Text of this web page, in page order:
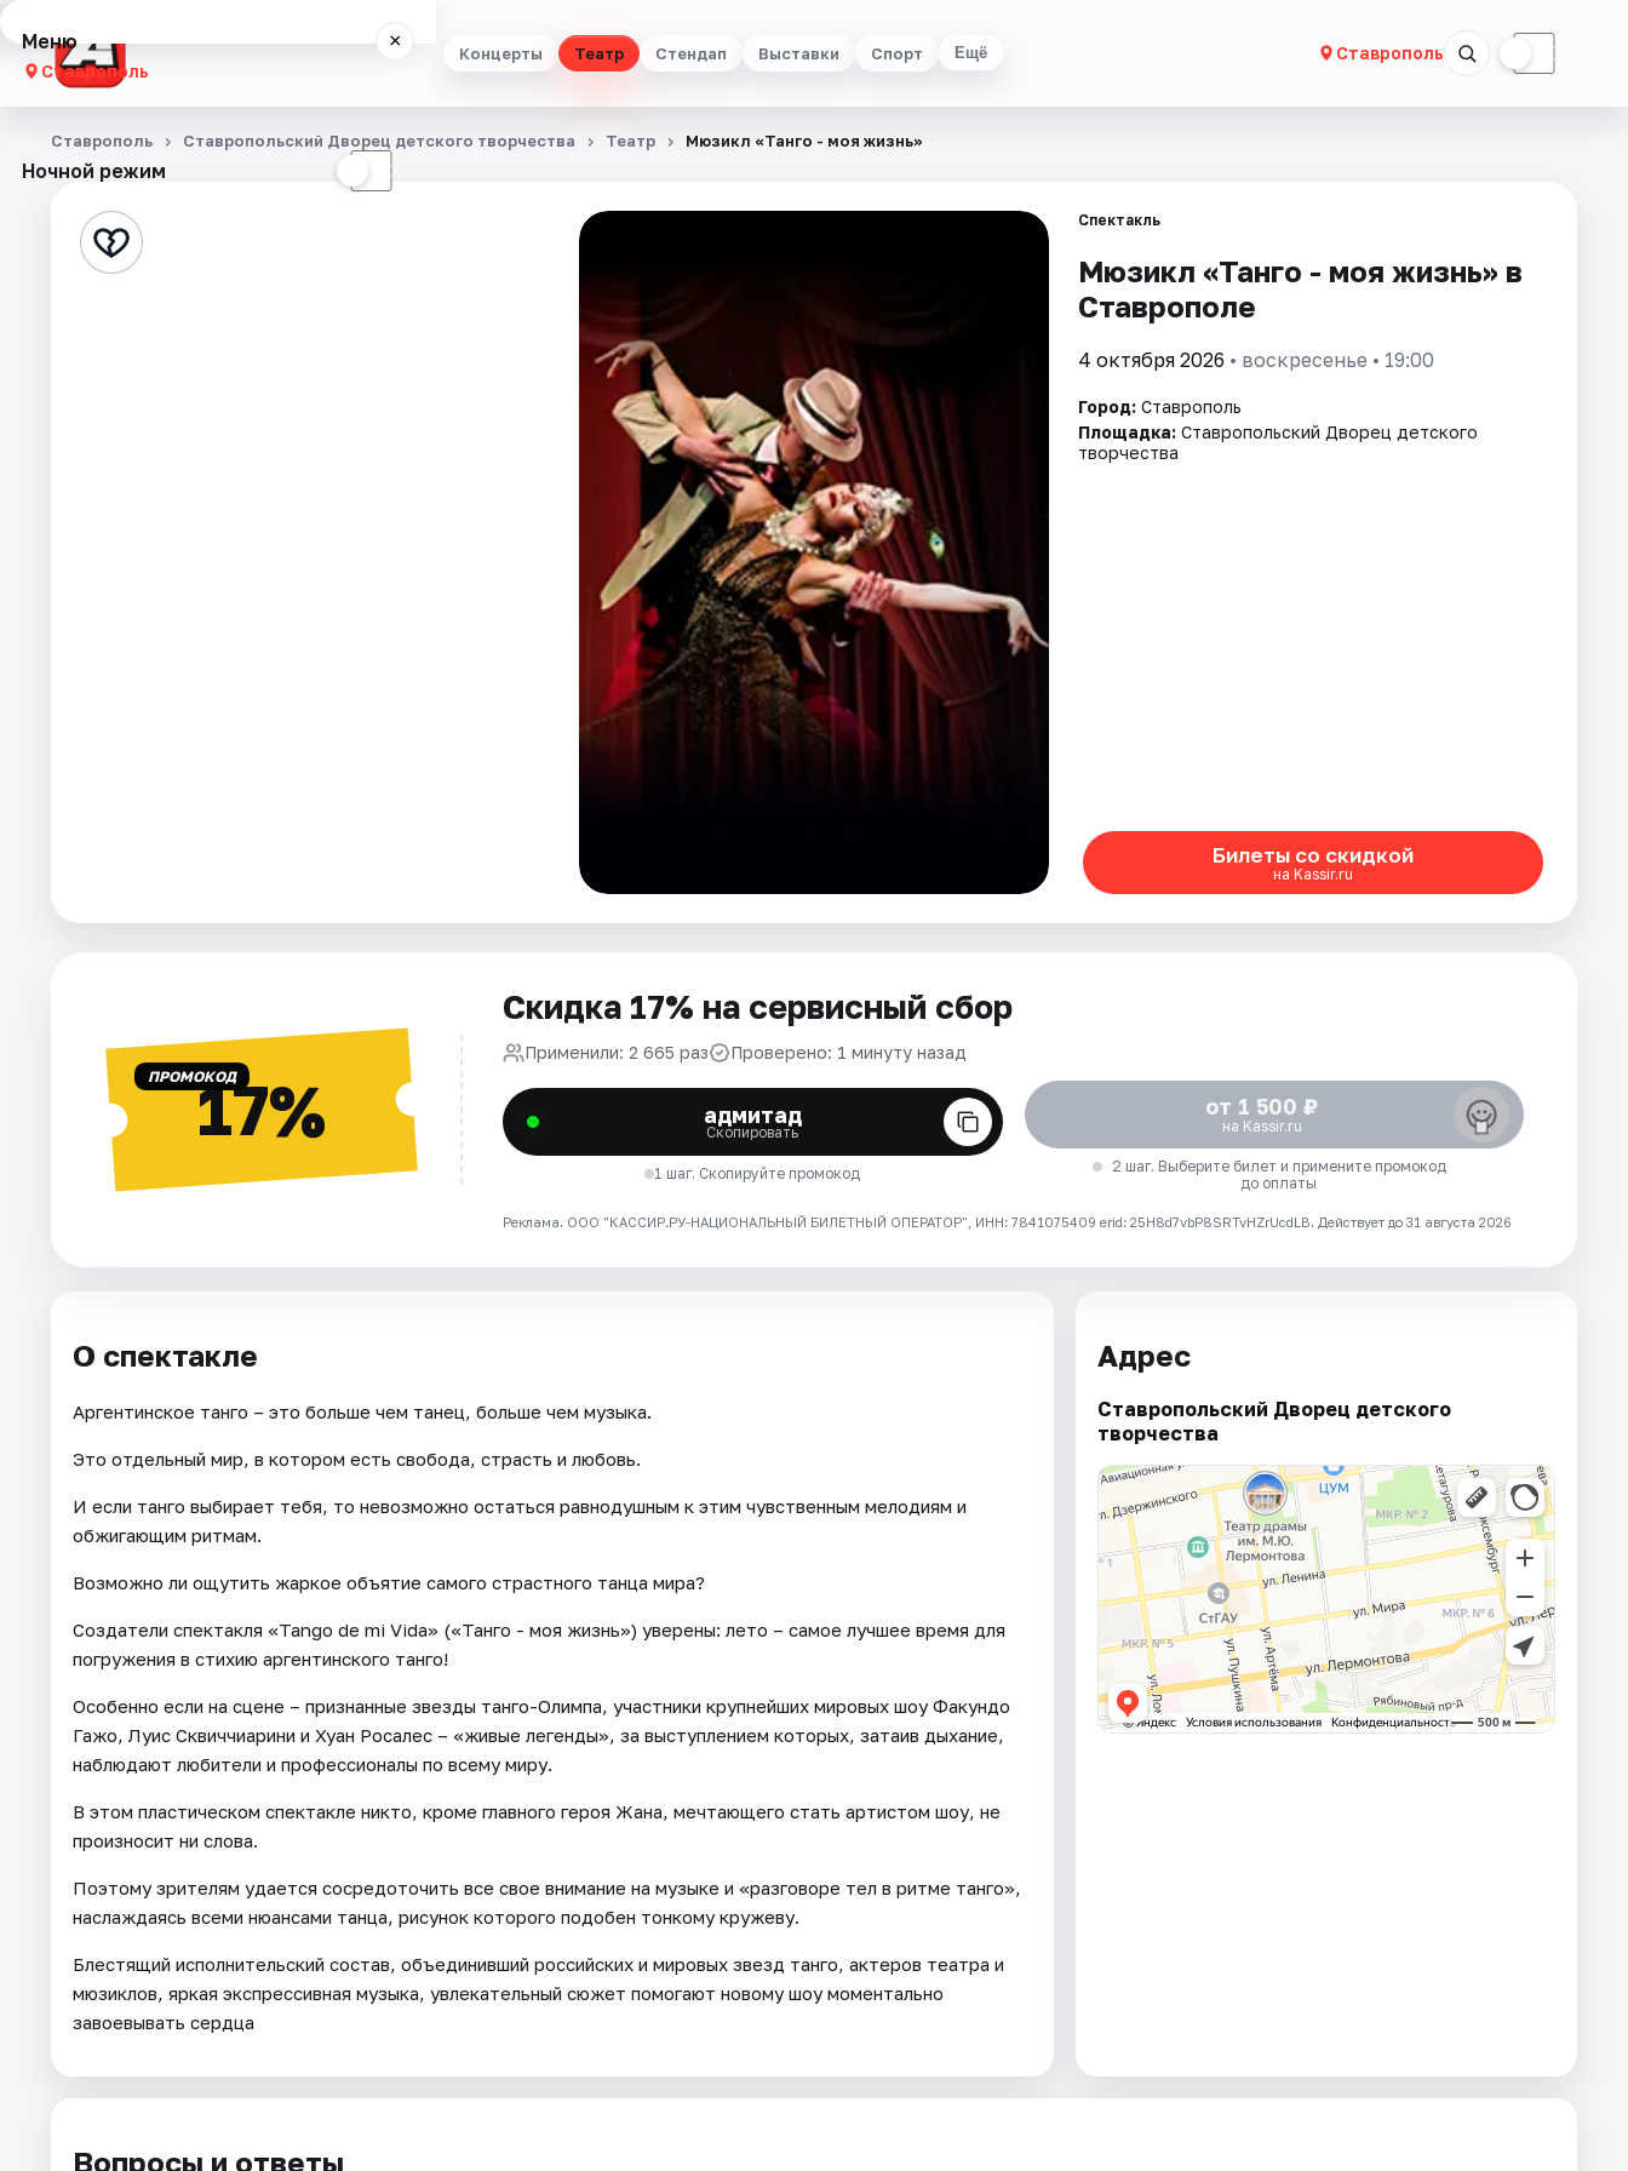
Концерты Театр Стендап Выставки Спорт Ещё Ставрополь ☾
Меню ×
Ставрополь
Концерты
Стендап
Ночной режим ☾
Ставрополь Ставропольский Дворец детского творчества Театр Мюзикл «Танго - моя жизнь»
Спектакль
Мюзикл «Танго - моя жизнь» в
Ставрополе
4 октября 2026 • воскресенье • 19:00
Город: Ставрополь
Площадка: Ставропольский Дворец детского
творчества
Билеты со скидкой
на Kassir.ru
ПРОМОКОД17%
Скидка 17% на сервисный сбор
Применили: 2 665 раз Проверено: 1 минуту назад
адмитад
Скопировать
1 шаг. Скопируйте промокод
от 1 500 ₽
на Kassir.ru
2 шаг. Выберите билет и примените промокод
до оплаты
Реклама. ООО "КАССИР.РУ-НАЦИОНАЛЬНЫЙ БИЛЕТНЫЙ ОПЕРАТОР", ИНН: 7841075409 erid: 25H8d7vbP8SRTvHZrUcdLB. Действует до 31 августа 2026
О спектакле
Аргентинское танго – это больше чем танец, больше чем музыка.
Это отдельный мир, в котором есть свобода, страсть и любовь.
И если танго выбирает тебя, то невозможно остаться равнодушным к этим чувственным мелодиям и
обжигающим ритмам.
Возможно ли ощутить жаркое объятие самого страстного танца мира?
Создатели спектакля «Tango de mi Vida» («Танго - моя жизнь») уверены: лето – самое лучшее время для
погружения в стихию аргентинского танго!
Особенно если на сцене – признанные звезды танго-Олимпа, участники крупнейших мировых шоу Факундо
Гажо, Луис Сквиччиарини и Хуан Росалес – «живые легенды», за выступлением которых, затаив дыхание,
наблюдают любители и профессионалы по всему миру.
В этом пластическом спектакле никто, кроме главного героя Жана, мечтающего стать артистом шоу, не
произносит ни слова.
Поэтому зрителям удается сосредоточить все свое внимание на музыке и «разговоре тел в ритме танго»,
наслаждаясь всеми нюансами танца, рисунок которого подобен тонкому кружеву.
Блестящий исполнительский состав, объединивший российских и мировых звезд танго, актеров театра и
мюзиклов, яркая экспрессивная музыка, увлекательный сюжет помогают новому шоу моментально
завоевывать сердца
Адрес
Ставропольский Дворец детского
творчества
Вопросы и ответы